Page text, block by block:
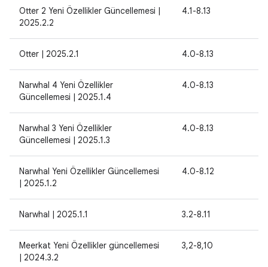
Otter 2 Yeni Özellikler Güncellemesi |
2025.2.2
4.1-8.13
Otter | 2025.2.1 4.0-8.13
Narwhal 4 Yeni Özellikler
Güncellemesi | 2025.1.4
4.0-8.13
Narwhal 3 Yeni Özellikler
Güncellemesi | 2025.1.3
4.0-8.13
Narwhal Yeni Özellikler Güncellemesi
| 2025.1.2
4.0-8.12
Narwhal | 2025.1.1 3.2-8.11
Meerkat Yeni Özellikler güncellemesi
| 2024.3.2
3,2-8,10